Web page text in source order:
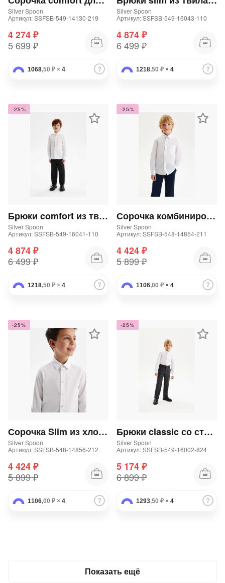
Silver Spoon
Артикул: SSFSB-549-14130-219
4 274 ₽
5 699 ₽
1068,50 ₽ × 4
Silver Spoon
Артикул: SSFSB-549-16043-110
4 874 ₽
6 499 ₽
1218,50 ₽ × 4
-25%
Брюки comfort из твила для мальчика
Silver Spoon
Артикул: SSFSB-549-16041-110
4 874 ₽
6 499 ₽
1218,50 ₽ × 4
-25%
Сорочка комбинированная длинный рукав на кнопках comfort
Silver Spoon
Артикул: SSFSB-548-14854-211
4 424 ₽
5 899 ₽
1106,00 ₽ × 4
-25%
Сорочка Slim из хлопка с трикотажной спинкой для мальчика
Silver Spoon
Артикул: SSFSB-548-14856-212
4 424 ₽
5 899 ₽
1106,00 ₽ × 4
-25%
Брюки classic со стрелками для мальчика
Silver Spoon
Артикул: SSFSB-549-16002-824
5 174 ₽
6 899 ₽
1293,50 ₽ × 4
Показать ещё